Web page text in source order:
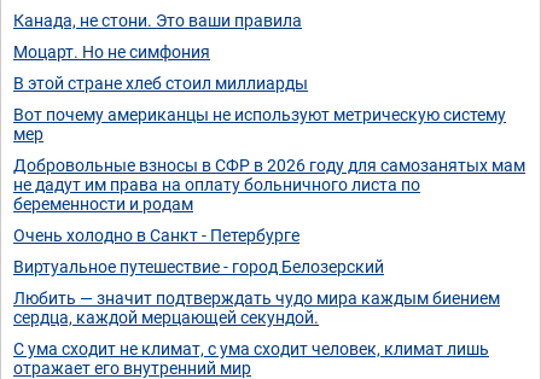
Канада, не стони. Это ваши правила
Моцарт. Но не симфония
В этой стране хлеб стоил миллиарды
Вот почему американцы не используют метрическую систему
мер
Добровольные взносы в СФР в 2026 году для самозанятых мам
не дадут им права на оплату больничного листа по
беременности и родам
Очень холодно в Санкт - Петербурге
Виртуальное путешествие - город Белозерский
Любить — значит подтверждать чудо мира каждым биением
сердца, каждой мерцающей секундой.
С ума сходит не климат, с ума сходит человек, климат лишь
отражает его внутренний мир